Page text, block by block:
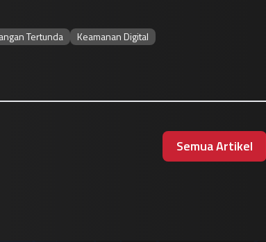
Tertunda Keamanan Digital
Semua Artikel